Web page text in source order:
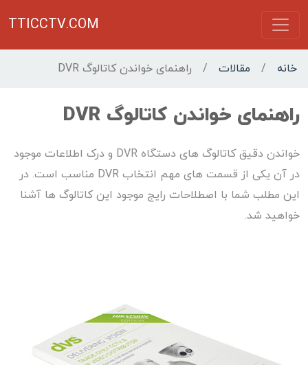
TTICCTV.COM
خانه / مقالات / راهنمای خواندن کاتالوگ DVR
راهنمای خواندن کاتالوگ DVR
خواندن دقیق کاتالوگ های دستگاه DVR و درک اطلاعات موجود
در آن یکی از قسمت های مهم انتخاب DVR مناسب است. در
این مطلب شما با اصطلاحات رایج موجود این کاتالوگ ها آشنا
خواهید شد.